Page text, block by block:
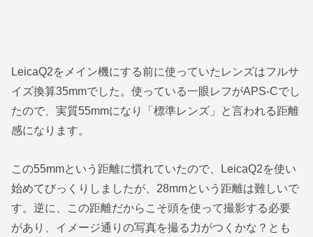
LeicaQ2をメイン機にする前に使っていたレンズはフルサ
イズ換算35mmでした。使っている一眼レフがAPS-Cでし
たので、実質55mmになり「標準レンズ」と言われる距離
感になります。
この55mmという距離に慣れていたので、LeicaQ2を使い
始めてびっくりしましたが、28mmという距離は難しいで
す。逆に、この距離だからこそ頭を使って撮影する必要
があり、イメージ通りの写真を撮る力がつくかな？とも